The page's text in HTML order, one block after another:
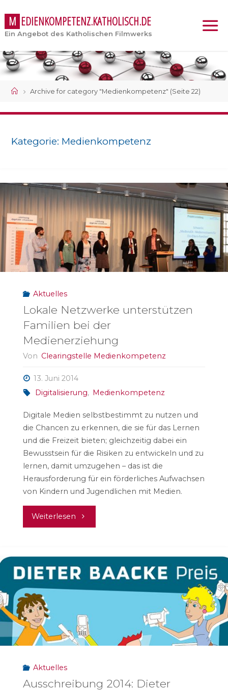
M EDIENKOMPETENZ.KATHOLISCH.DE
Ein Angebot des Katholischen Filmwerks
StartArchive for category "Medienkompetenz" (Seite 22)
Kategorie: Medienkompetenz
Aktuelles
Lokale Netzwerke unterstützen
Familien bei der
Medienerziehung
Von Clearingstelle Medienkompetenz
13. Juni 2014
Digitalisierung, Medienkompetenz
Digitale Medien selbstbestimmt zu nutzen und
die Chancen zu erkennen, die sie für das Lernen
und die Freizeit bieten; gleichzeitig dabei ein
Bewusstsein für die Risiken zu entwickeln und zu
lernen, damit umzugehen – das ist die
Herausforderung für ein förderliches Aufwachsen
von Kindern und Jugendlichen mit Medien.
Weiterlesen "Lokale
unterstützen
Familien
der
Medienerziehung"
Aktuelles
Ausschreibung 2014: Dieter